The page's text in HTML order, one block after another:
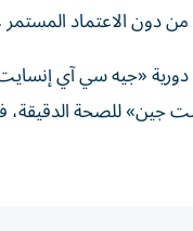
دون الاعتماد
«جيه سي آي
للصحة الدقيقة، في